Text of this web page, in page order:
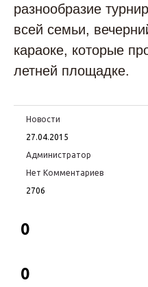
разнообразие
всей семьи,
караоке, которые
летней площадке.
Новости
27.04.2015
Администратор
Нет Комментариев
2706
0
0